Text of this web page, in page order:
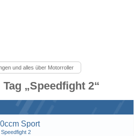
und alles über Motorroller
„Speedfight 2“
Sport
Speedfight 2